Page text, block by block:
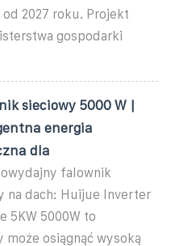
2027 roku. Projekt
gospodarki
sieciowy 5000 W |
energia
dla
falownik
na dach: Huijue Inverter
5KW 5000W to
osiągnąć wysoką